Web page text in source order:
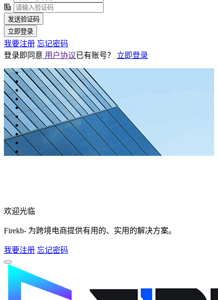
发送验证码
立即登录
我要注册 忘记密码
登录即同意 用户协议已有账号？ 立即登录
欢迎光临
Firekb- 为跨境电商提供有用的、实用的解决方案。
我要注册 忘记密码